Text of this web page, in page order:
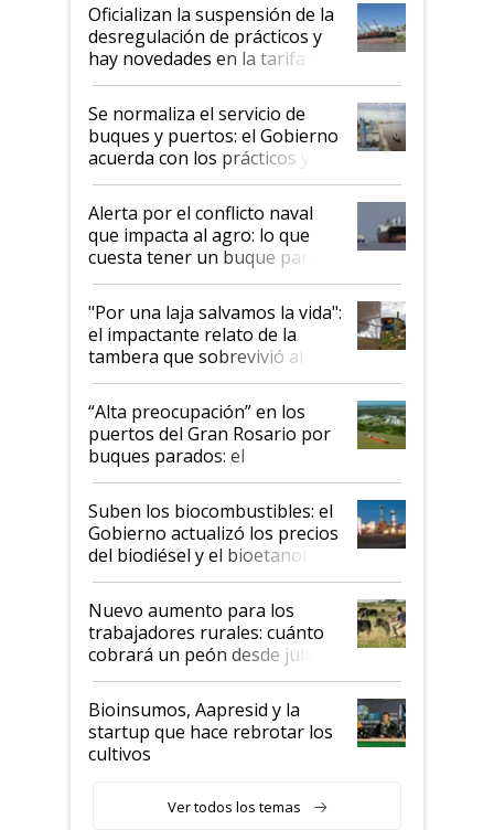
Oficializan la suspensión de la
desregulación de prácticos y
hay novedades en la tarifa de
la hidrovía
Se normaliza el servicio de
buques y puertos: el Gobierno
acuerda con los prácticos y
suspende el decreto de
desregulación
Alerta por el conflicto naval
que impacta al agro: lo que
cuesta tener un buque parado
y el peligro de que Argentina
pase a ser "país sucio"
"Por una laja salvamos la vida":
el impactante relato de la
tambera que sobrevivió al
tornado
“Alta preocupación” en los
puertos del Gran Rosario por
buques parados: el
funcionamiento de las
exportadoras en tensión tras
la medida de fuerza de los
prácticos
Suben los biocombustibles: el
Gobierno actualizó los precios
del biodiésel y el bioetanol
Nuevo aumento para los
trabajadores rurales: cuánto
cobrará un peón desde julio
Bioinsumos, Aapresid y la
startup que hace rebrotar los
cultivos
Ver todos los temas